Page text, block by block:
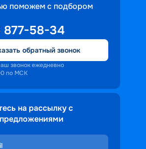
поможем с подбором
877-58-34
обратный звонок
звонок ежедневно
по МСК
на рассылку с